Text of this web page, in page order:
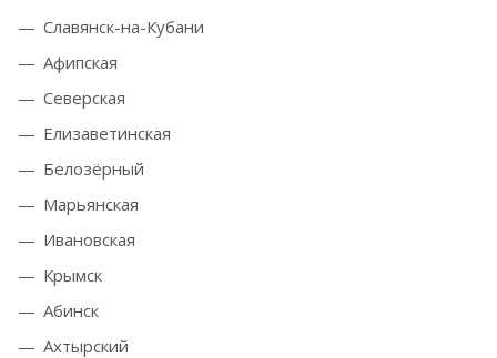
Славянск-на-Кубани
Афипская
Северская
Елизаветинская
Белозёрный
Марьянская
Ивановская
Крымск
Абинск
Ахтырский